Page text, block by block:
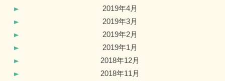
2019年4月
2019年3月
2019年2月
2019年1月
2018年12月
2018年11月